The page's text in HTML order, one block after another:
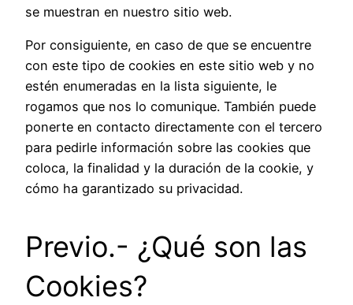
se muestran en nuestro sitio web.
Por consiguiente, en caso de que se encuentre
con este tipo de cookies en este sitio web y no
estén enumeradas en la lista siguiente, le
rogamos que nos lo comunique. También puede
ponerte en contacto directamente con el tercero
para pedirle información sobre las cookies que
coloca, la finalidad y la duración de la cookie, y
cómo ha garantizado su privacidad.
Previo.- ¿Qué son las
Cookies?